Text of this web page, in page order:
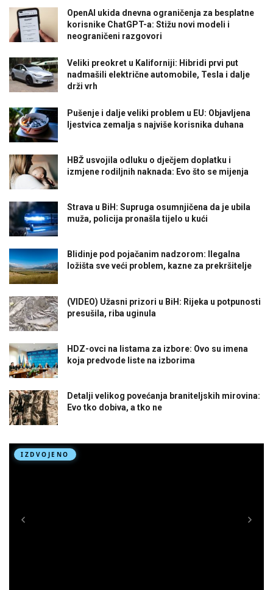
OpenAI ukida dnevna ograničenja za besplatne
korisnike ChatGPT-a: Stižu novi modeli i
neograničeni razgovori
Veliki preokret u Kaliforniji: Hibridi prvi put
nadmašili električne automobile, Tesla i dalje
drži vrh
Pušenje i dalje veliki problem u EU: Objavljena
ljestvica zemalja s najviše korisnika duhana
HBŽ usvojila odluku o dječjem doplatku i
izmjene rodiljnih naknada: Evo što se mijenja
Strava u BiH: Supruga osumnjičena da je ubila
muža, policija pronašla tijelo u kući
Blidinje pod pojačanim nadzorom: Ilegalna
ložišta sve veći problem, kazne za prekršitelje
(VIDEO) Užasni prizori u BiH: Rijeka u potpunosti
presušila, riba uginula
HDZ-ovci na listama za izbore: Ovo su imena
koja predvode liste na izborima
Detalji velikog povećanja braniteljskih mirovina:
Evo tko dobiva, a tko ne